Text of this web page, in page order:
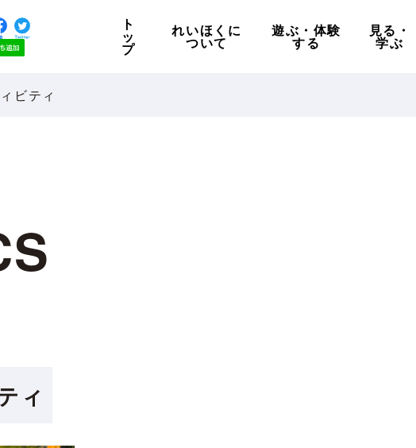
ト
ッ
プ
れいほくに
ついて
遊ぶ・体験
する
見る・
学ぶ
ビティ
ィ